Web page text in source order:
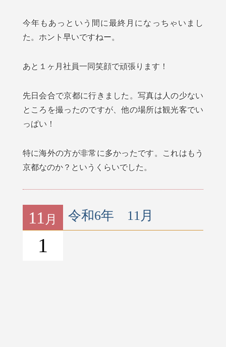
今年もあっという間に最終月になっちゃいまし
た。ホント早いですねー。
あと１ヶ月社員一同笑顔で頑張ります！
先日会合で京都に行きました。写真は人の少ない
ところを撮ったのですが、他の場所は観光客でい
っぱい！
特に海外の方が非常に多かったです。これはもう
京都なのか？というくらいでした。
11 月
1
令和6年 11月